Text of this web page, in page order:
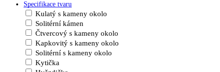
Specifikace tvaru
Kulatý s kameny okolo
Solitérní kámen
Čtvercový s kameny okolo
Kapkovitý s kameny okolo
Solitérní s kameny okolo
Kytička